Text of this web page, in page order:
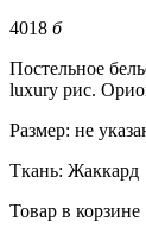
4018 б
Постельное
luxury рис.
Размер: не
Ткань: Жаккард
Товар в корзине